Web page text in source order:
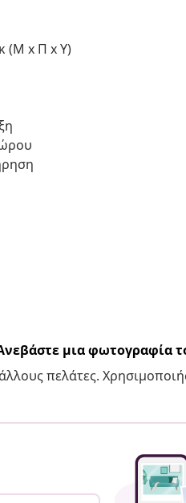
(Μ x Π x Υ)
μια φωτογραφία
πελάτες.